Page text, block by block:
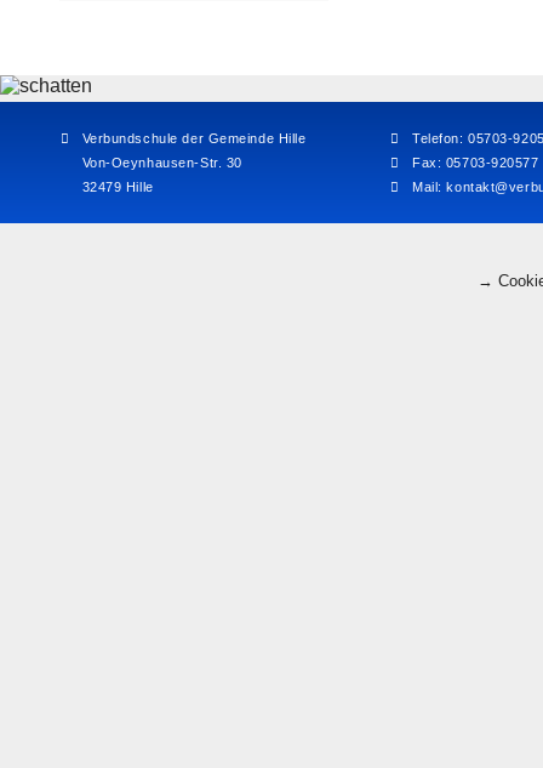
Verbundschule der Gemeinde Hille
Von-Oeynhausen-Str. 30
32479 Hille
Telefon: 05703-
Fax: 05703-920577
Mail:
→